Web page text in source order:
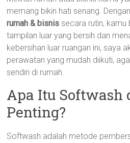
memang bikin hati senang.
rumah & bisnis secara rutin,
tampilan luar yang bersih dan
kebersihan luar ruangan ini, saya
perawatan yang mudah diikuti,
sendiri di rumah.
Apa Itu Softwash
Penting?
Softwash adalah metode